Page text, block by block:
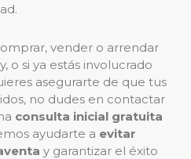
vender o arrendar
o si ya estás involucrado
asegurarte de que tus
no dudes en contactar
consulta inicial gratuita
ayudarte a evitar
y garantizar el éxito